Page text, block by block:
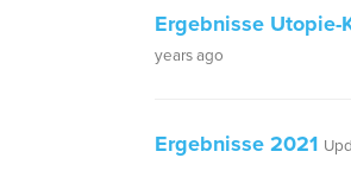
Ergebnisse Utopie-
years ago
Ergebnisse 2021